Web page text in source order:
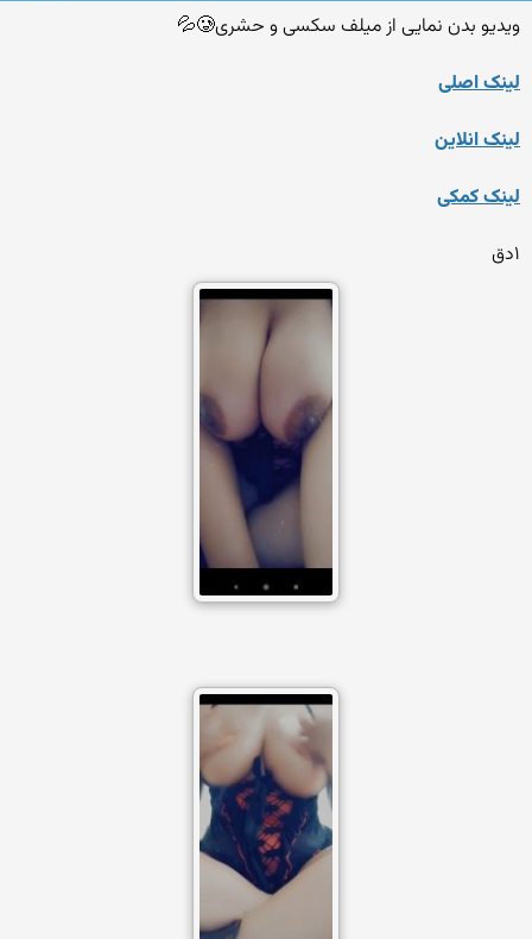
ویدیو بدن نمایی از میلف سکسی و حشری🥲💦
لینک اصلی
لینک انلاین
لینک کمکی
۱دق